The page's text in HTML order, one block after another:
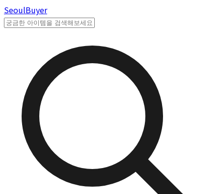
SeoulBuyer